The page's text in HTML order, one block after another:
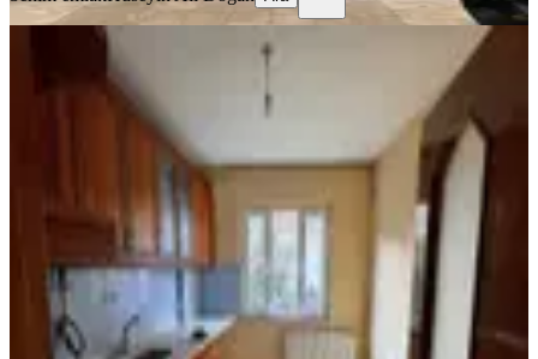
BALKONLU
Hürriyet Mah. Hisar Camii Yakını
Akhisar, Hürriyet Mahallesi
120 m²·2. Kat·30.07.2026
16.000 ₺
Akgün Emlak Bilal Başyiğit